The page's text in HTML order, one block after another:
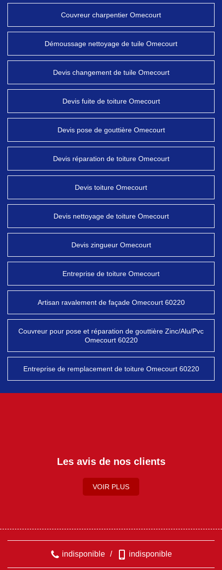
Couvreur charpentier Omecourt
Démoussage nettoyage de tuile Omecourt
Devis changement de tuile Omecourt
Devis fuite de toiture Omecourt
Devis pose de gouttière Omecourt
Devis réparation de toiture Omecourt
Devis toiture Omecourt
Devis nettoyage de toiture Omecourt
Devis zingueur Omecourt
Entreprise de toiture Omecourt
Artisan ravalement de façade Omecourt 60220
Couvreur pour pose et réparation de gouttière Zinc/Alu/Pvc
Omecourt 60220
Entreprise de remplacement de toiture Omecourt 60220
Les avis de nos clients
VOIR PLUS
indisponible / indisponible